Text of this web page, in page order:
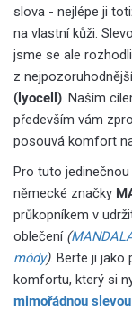
slova - nejlépe ji
na vlastní kůži.
jsme se ale
z
(lyocell). Naším
především vám
posouvá komfort
Pro tuto
německé značky
průkopníkem v
oblečení (
módy). Berte ji jako
komfortu, který si
mimořádnou